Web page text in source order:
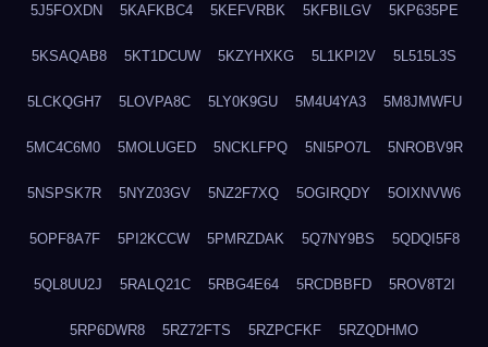
5J5FOXDN 5KAFKBC4 5KEFVRBK 5KFBILGV 5KP635PE
5KSAQAB8 5KT1DCUW 5KZYHXKG 5L1KPI2V 5L515L3S
5LCKQGH7 5LOVPA8C 5LY0K9GU 5M4U4YA3 5M8JMWFU
5MC4C6M0 5MOLUGED 5NCKLFPQ 5NI5PO7L 5NROBV9R
5NSPSK7R 5NYZ03GV 5NZ2F7XQ 5OGIRQDY 5OIXNVW6
5OPF8A7F 5PI2KCCW 5PMRZDAK 5Q7NY9BS 5QDQI5F8
5QL8UU2J 5RALQ21C 5RBG4E64 5RCDBBFD 5ROV8T2I
5RP6DWR8 5RZ72FTS 5RZPCFKF 5RZQDHMO